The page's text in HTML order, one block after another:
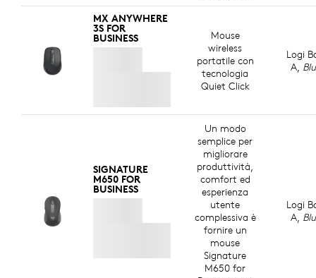
MX ANYWHERE
3S FOR
BUSINESS
Mouse
wireless
portatile con
tecnologia
Quiet Click
Logi
A,
SIGNATURE
M650 FOR
BUSINESS
Un modo
semplice per
migliorare
produttività,
comfort ed
esperienza
utente
complessiva è
fornire un
mouse
Signature
M650 for
Logi
A,